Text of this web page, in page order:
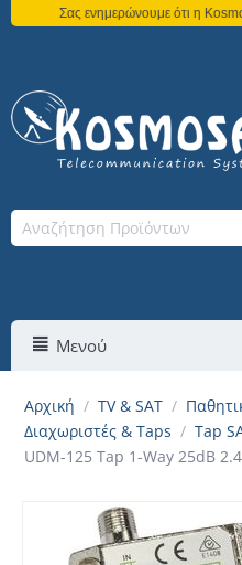
Σας ενημερώνουμε ότι η
Μενού
Αρχική / TV & SAT /
Διαχωριστές & Taps / Tap
UDM-125 Tap 1-Way 25dB